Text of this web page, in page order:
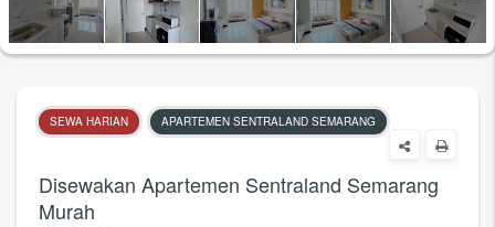
SEWA HARIAN APARTEMEN SENTRALAND SEMARANG
Disewakan Apartemen Sentraland Semarang
Murah